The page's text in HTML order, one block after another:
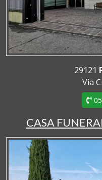
29121
Via
CASA